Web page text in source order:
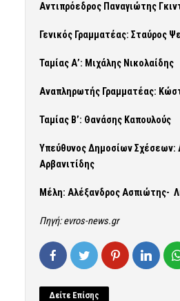
Αντιπρόεδρος Παναγιώτης
Γενικός Γραμματέας: Σταύρος
Ταμίας Α’: Μιχάλης Νικολαίδης
Αναπληρωτής Γραμματέας:
Ταμίας Β’: Θανάσης Καπουλούς
Υπεύθυνος Δημοσίων Σχέσεων:
Αρβανιτίδης
Μέλη: Αλέξανδρος Ασπιώτης-
Πηγή: evros-news.gr
Δείτε Επίσης